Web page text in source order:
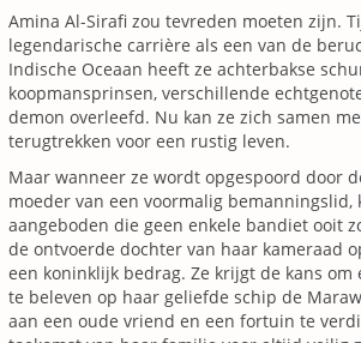
Amina Al-Sirafi zou tevreden moeten zijn.
legendarische carrière als een van de
Indische Oceaan heeft ze achterbakse
koopmansprinsen, verschillende
demon overleefd. Nu kan ze zich samen
terugtrekken voor een rustig leven.
Maar wanneer ze wordt opgespoord door
moeder van een voormalig bemanningslid,
aangeboden die geen enkele bandiet ooit
de ontvoerde dochter van haar kameraad
een koninklijk bedrag. Ze krijgt de kans
te beleven op haar geliefde schip de
aan een oude vriend en een fortuin te